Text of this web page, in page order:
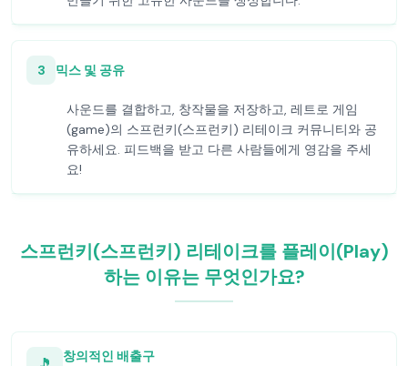
3 믹스 및 공유
사운드를 결합하고, 창작물을 저장하고, 레트로 게임
(game)의 스프런키(스프런키) 리테이크 커뮤니티와 공
유하세요. 피드백을 받고 다른 사람들에게 영감을 주세
요!
스프런키(스프런키) 리테이크를 플레이(Play)
하는 이유는 무엇인가요?
창의적인 배출구